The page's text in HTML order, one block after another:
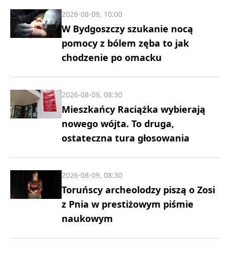
W Bydgoszczy szukanie nocą
pomocy z bólem zęba to jak
chodzenie po omacku
2026-08-09, 10:00
Mieszkańcy Raciążka wybierają
nowego wójta. To druga,
ostateczna tura głosowania
2026-08-09, 08:30
Toruńscy archeolodzy piszą o Zosi
z Pnia w prestiżowym piśmie
naukowym
2026-08-09, 08:30